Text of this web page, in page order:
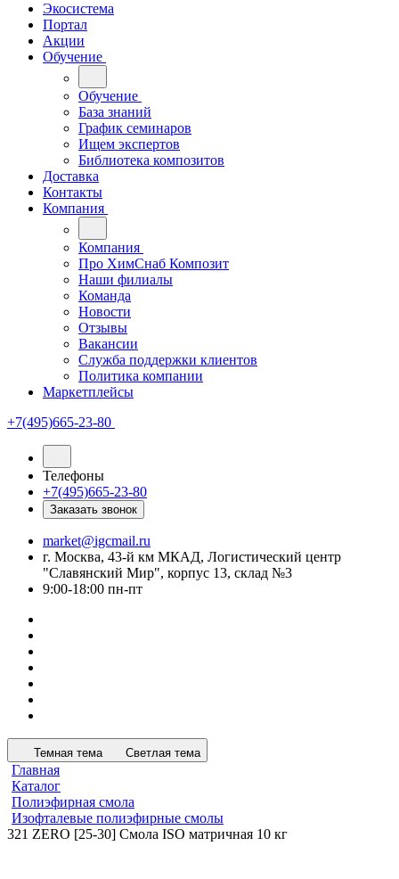
Экосистема
Портал
Акции
Обучение
Обучение
База знаний
График семинаров
Ищем экспертов
Библиотека композитов
Доставка
Контакты
Компания
Компания
Про ХимСнаб Композит
Наши филиалы
Команда
Новости
Отзывы
Вакансии
Служба поддержки клиентов
Политика компании
Маркетплейсы
+7(495)665-23-80
Телефоны
+7(495)665-23-80
Заказать звонок
market@igcmail.ru
г. Москва, 43-й км МКАД, Логистический центр
"Славянский Мир", корпус 13, склад №3
9:00-18:00 пн-пт
Темная тема Светлая тема
Главная
Каталог
Полиэфирная смола
Изофталевые полиэфирные смолы
321 ZERO [25-30] Смола ISO матричная 10 кг